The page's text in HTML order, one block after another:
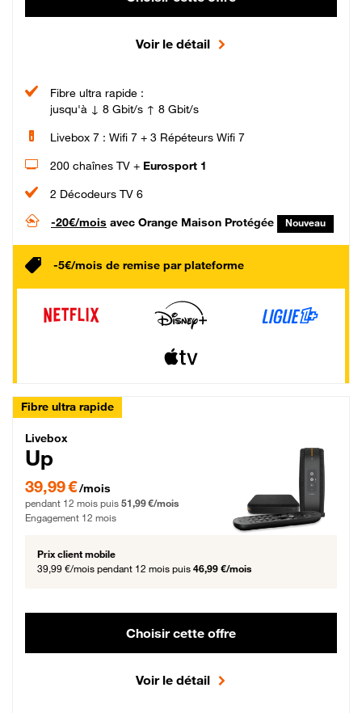
Voir le détail
Fibre ultra rapide :
jusqu'à ↓ 8 Gbit/s ↑ 8 Gbit/s
Livebox 7 : Wifi 7 + 3 Répéteurs Wifi 7
200 chaînes TV + Eurosport 1
2 Décodeurs TV 6
-20€/mois avec Orange Maison Protégée Nouveau
-5€/mois de remise par plateforme
Fibre ultra rapide
Livebox Up Fibre
Livebox
Up
39,99 € par mois pendant 12 mois puis 51,99 € par mois, Engagement 12 mois
39,99 €/mois
pendant 12 mois puis 51,99 €/mois
Engagement 12 mois
Prix client mobile
39,99 €/mois pendant 12 mois puis 46,99 €/mois
Choisir cette offre
Voir le détail